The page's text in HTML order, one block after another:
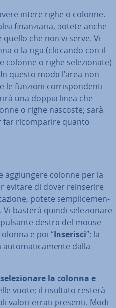
intere righe o colonne.
fi­nan­zia­ria, potete anche
che non vi serve. Vi
o la riga (cliccando con il
colonne o righe se­le­zio­na­te)
In questo modo l’area non
le funzioni cor­ri­spon­den­ti
una doppia linea che
o righe nascoste; sarà
far ri­com­pa­ri­re quanto
ag­giun­ge­re colonne per la
evitare di dover rein­se­ri­re
potete sem­pli­ce­men­
basterà quindi se­le­zio­na­re
destro del mouse
e poi “Inserisci”; la
dalla
se­le­zio­na­re la colonna e
vuote; il risultato resterà
valori errati presenti. Mo­di­